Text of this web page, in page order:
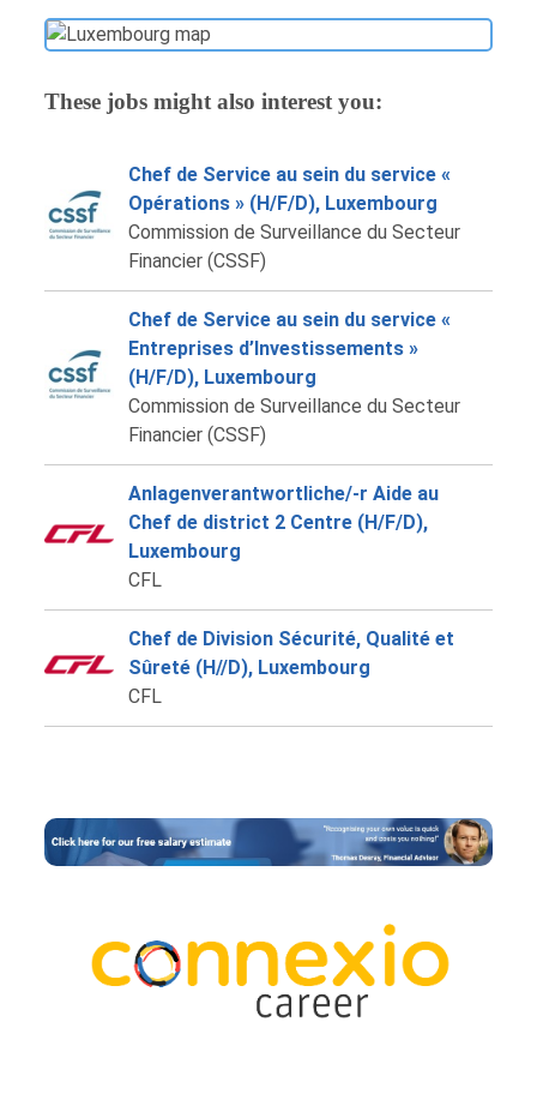
These jobs might also interest you:
Chef de Service au sein du service «
Opérations » (H/F/D), Luxembourg
Commission de Surveillance du Secteur
Financier (CSSF)
Chef de Service au sein du service «
Entreprises d’Investissements »
(H/F/D), Luxembourg
Commission de Surveillance du Secteur
Financier (CSSF)
Anlagenverantwortliche/-r Aide au
Chef de district 2 Centre (H/F/D),
Luxembourg
CFL
Chef de Division Sécurité, Qualité et
Sûreté (H//D), Luxembourg
CFL